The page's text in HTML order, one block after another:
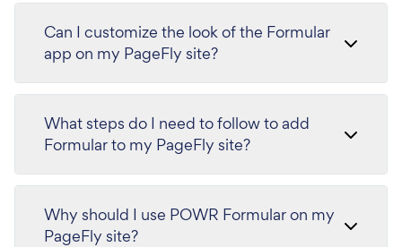
Can I customize the look of the Formular
app on my PageFly site?
What steps do I need to follow to add
Formular to my PageFly site?
Why should I use POWR Formular on my
PageFly site?